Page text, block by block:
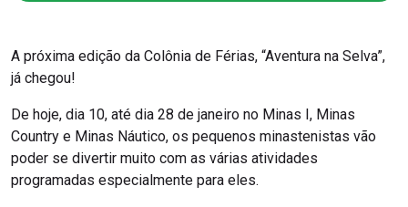
A próxima edição da Colônia de Férias, “Aventura na Selva”,
já chegou!
De hoje, dia 10, até dia 28 de janeiro no Minas I, Minas
Country e Minas Náutico, os pequenos minastenistas vão
poder se divertir muito com as várias atividades
programadas especialmente para eles.